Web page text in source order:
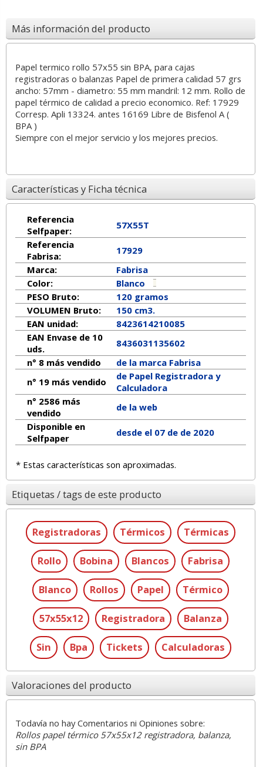
Más información del producto
Papel termico rollo 57x55 sin BPA, para cajas
registradoras o balanzas Papel de primera calidad 57 grs
ancho: 57mm - diametro: 55 mm mandril: 12 mm. Rollo de
papel térmico de calidad a precio economico. Ref: 17929
Corresp. Apli 13324. antes 16169 Libre de Bisfenol A (
BPA )
Siempre con el mejor servicio y los mejores precios.
Características y Ficha técnica
Referencia
Selfpaper:
57X55T
Referencia
Fabrisa:
17929
Marca:
Fabrisa
Color:
Blanco
PESO Bruto:
120 gramos
VOLUMEN Bruto:
150 cm3.
EAN unidad:
8423614210085
EAN Envase de 10
uds.
8436031135602
n° 8 más vendido
de la marca Fabrisa
n° 19 más vendido
de Papel Registradora y
Calculadora
n° 2586 más
vendido
de la web
Disponible en
Selfpaper
desde el 07 de de 2020
* Estas características son aproximadas.
Etiquetas / tags de este producto
Registradoras Térmicos Térmicas
Rollo Bobina Blancos Fabrisa
Blanco Rollos Papel Térmico
57x55x12 Registradora Balanza
Sin Bpa Tickets Calculadoras
Valoraciones del producto
Todavía no hay Comentarios ni Opiniones sobre:
Rollos papel térmico 57x55x12 registradora, balanza,
sin BPA